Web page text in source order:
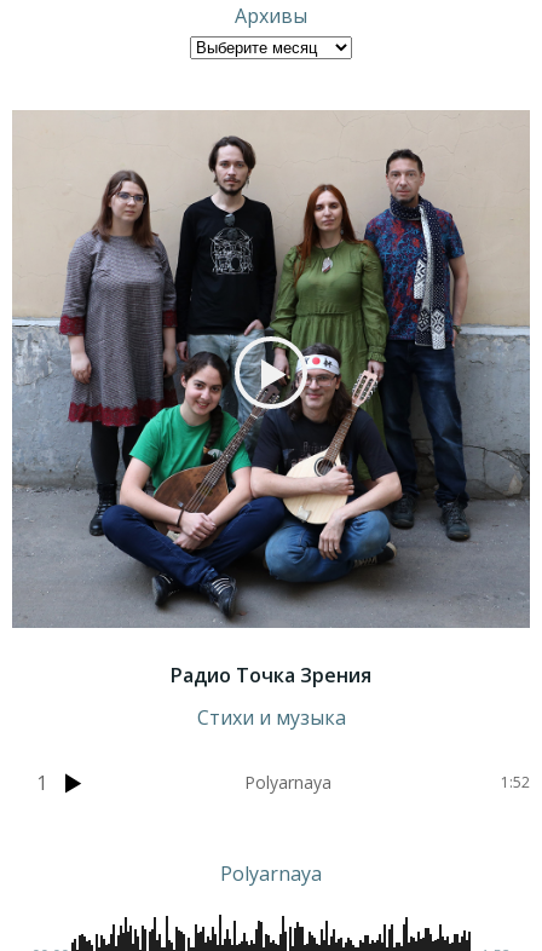
Архивы
Радио Точка Зрения
Стихи и музыка
1 Polyarnaya 1:52
Polyarnaya